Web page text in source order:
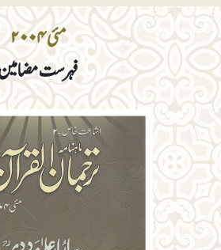
مئی ۲۰۰۴
فہرست مضامین